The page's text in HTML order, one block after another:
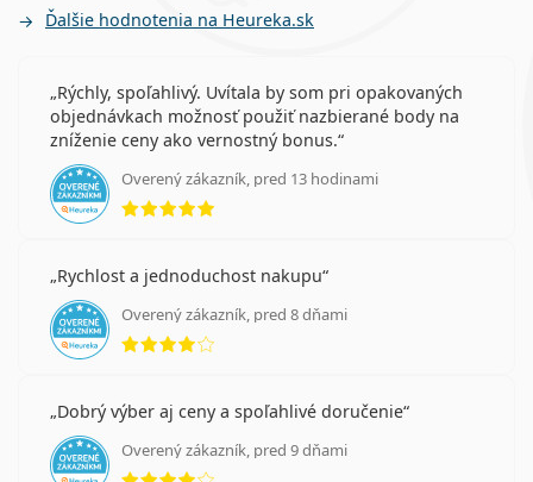
Ďalšie hodnotenia na Heureka.sk
Rýchly, spoľahlivý. Uvítala by som pri opakovaných
objednávkach možnosť použiť nazbierané body na
zníženie ceny ako vernostný bonus.
Overený zákazník, pred 13 hodinami
hodnotenie 5 z 5
Rychlost a jednoduchost nakupu
Overený zákazník, pred 8 dňami
hodnotenie 4 z 5
Dobrý výber aj ceny a spoľahlivé doručenie
Overený zákazník, pred 9 dňami
hodnotenie 4 z 5